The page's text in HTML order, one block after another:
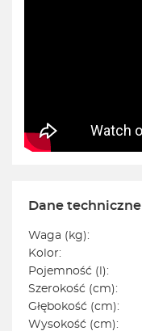
Dane techniczne
Waga (kg):
Kolor:
Pojemność (l):
Szerokość (cm):
Głębokość (cm):
Wysokość (cm):